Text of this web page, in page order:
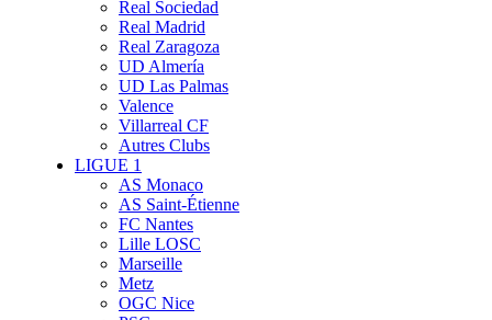
Real Sociedad
Real Madrid
Real Zaragoza
UD Almería
UD Las Palmas
Valence
Villarreal CF
Autres Clubs
LIGUE 1
AS Monaco
AS Saint-Étienne
FC Nantes
Lille LOSC
Marseille
Metz
OGC Nice